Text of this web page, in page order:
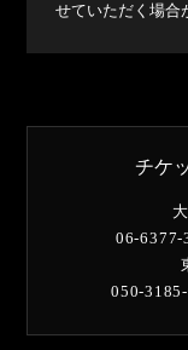
せていただく場合
チケ
06-6377-
050-